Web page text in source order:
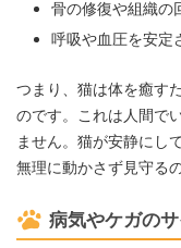
骨の修復や組織の
呼吸や血圧を安定
つまり、猫は体を癒す
のです。これは人間で
ません。猫が安静にし
無理に動かさず見守る
病気やケガの